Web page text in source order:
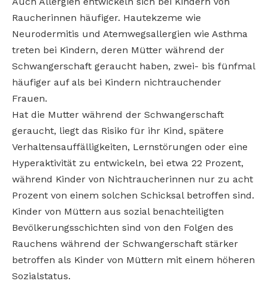
Raucherinnen häufiger. Hautekzeme wie
Neurodermitis und Atemwegsallergien wie Asthma
treten bei Kindern, deren Mütter während der
Schwangerschaft geraucht haben, zwei- bis fünfmal
häufiger auf als bei Kindern nichtrauchender
Frauen.
Hat die Mutter während der Schwangerschaft
geraucht, liegt das Risiko für ihr Kind, spätere
Verhaltensauffälligkeiten, Lernstörungen oder eine
Hyperaktivität zu entwickeln, bei etwa 22 Prozent,
während Kinder von Nichtraucherinnen nur zu acht
Prozent von einem solchen Schicksal betroffen sind.
Kinder von Müttern aus sozial benachteiligten
Bevölkerungsschichten sind von den Folgen des
Rauchens während der Schwangerschaft stärker
betroffen als Kinder von Müttern mit einem höheren
Sozialstatus.